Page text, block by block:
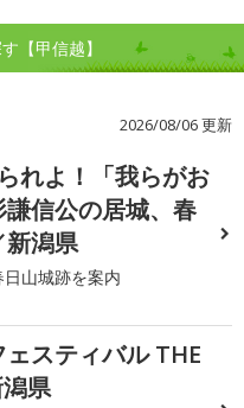
【甲信越】
2026/08/06 更新
れよ！「我らがお
信公の居城、春
新潟県
山城跡を案内
スティバル THE
県